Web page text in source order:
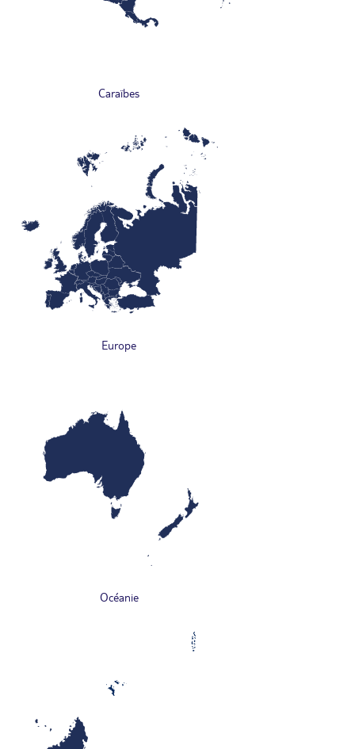
Caraïbes
Europe
Océanie